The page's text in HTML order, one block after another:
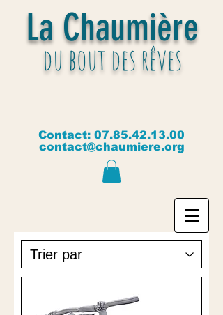
La Chaumière
du bout des rêves
Contact: 07.85.42.13.00
contact@chaumiere.org